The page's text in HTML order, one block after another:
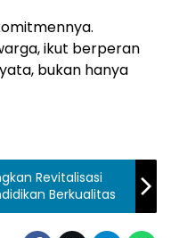
ikut berperan
bukan hanya
Revitalisasi
Berkualitas